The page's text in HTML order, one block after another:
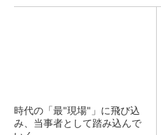
時代の「最"現場"」に飛び込
み、当事者として踏み込んで